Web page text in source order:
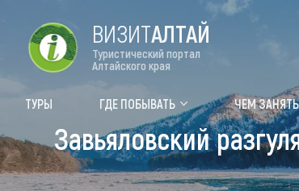
Форум VISIT ALTAI
Туры
ВИЗИТАЛТАЙ
Туристический портал
Алтайского края
ТУРЫ ГДЕ ПОБЫВАТЬ ЧЕМ
Завьяловский